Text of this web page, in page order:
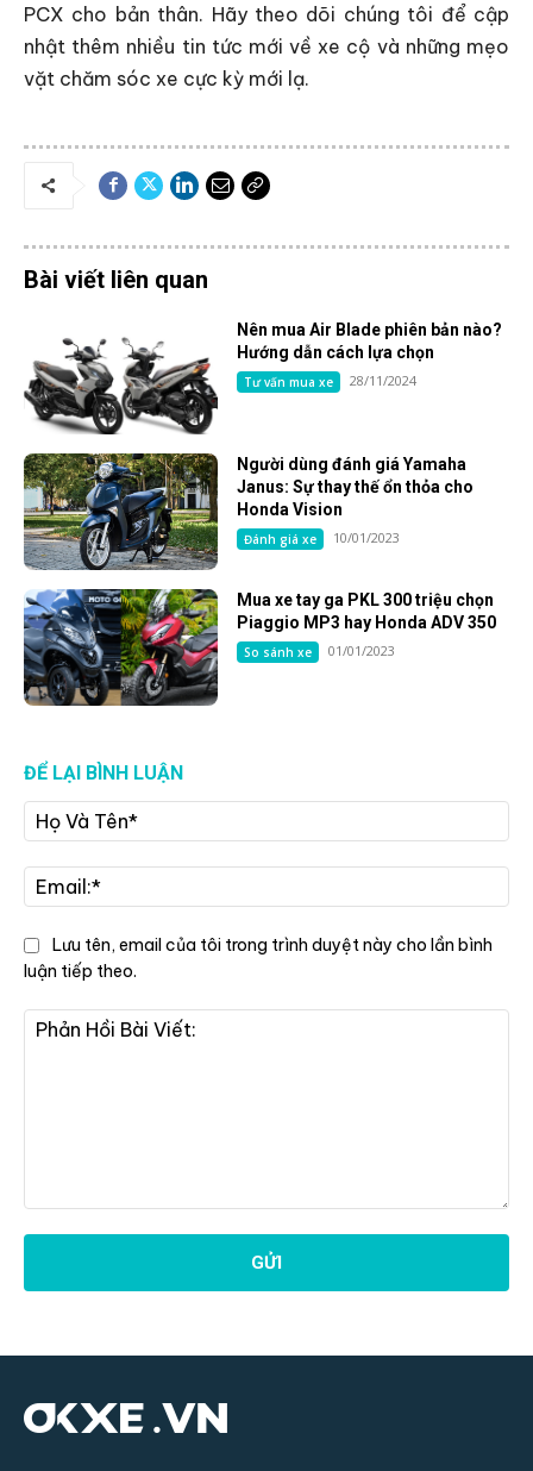
PCX cho bản thân. Hãy theo dõi chúng tôi để cập
nhật thêm nhiều tin tức mới về xe cộ và những mẹo
vặt chăm sóc xe cực kỳ mới lạ.
Bài viết liên quan
Nên mua Air Blade phiên bản nào?
Hướng dẫn cách lựa chọn
Tư vấn mua xe 28/11/2024
Người dùng đánh giá Yamaha
Janus: Sự thay thế ổn thỏa cho
Honda Vision
Đánh giá xe 10/01/2023
Mua xe tay ga PKL 300 triệu chọn
Piaggio MP3 hay Honda ADV 350
So sánh xe 01/01/2023
ĐỂ LẠI BÌNH LUẬN
Hồi
Viết:
Và
Lưu tên, email của tôi trong trình duyệt này cho lần bình
luận tiếp theo.